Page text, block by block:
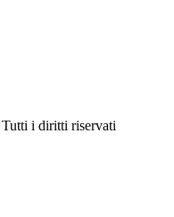
i diritti riservati